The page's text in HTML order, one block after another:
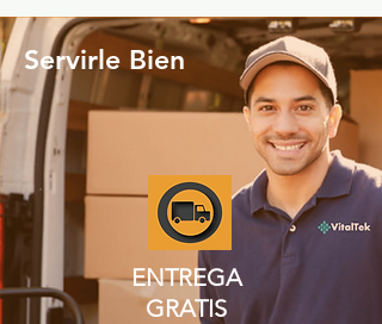
Servirle Bien
ENTREGA
GRATIS